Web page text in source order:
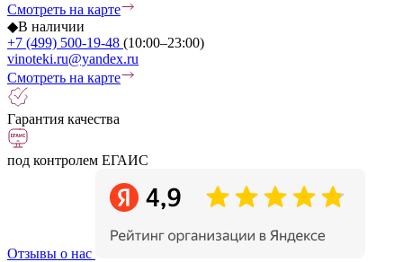
Смотреть на карте
◆В наличии
+7 (499) 500-19-48 (10:00–23:00)
vinoteki.ru@yandex.ru
Смотреть на карте
Гарантия качества
под контролем ЕГАИС
Отзывы о нас